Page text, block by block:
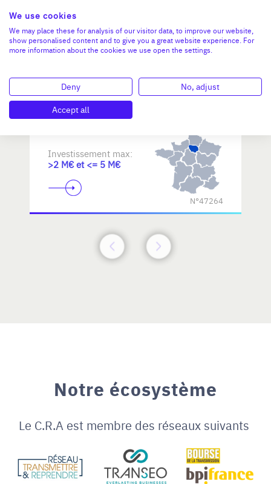
Reprendre une PME dans les
métiers d'art / savoir-faire
d'excellence
Investissement max:
>2 M€ et <= 5 M€
N°47264
Notre écosystème
Le C.R.A est membre des réseaux suivants
We use cookies
We may place these for analysis of our visitor data, to improve our website,
show personalised content and to give you a great website experience. For
more information about the cookies we use open the settings.
Deny
No, adjust
Accept all